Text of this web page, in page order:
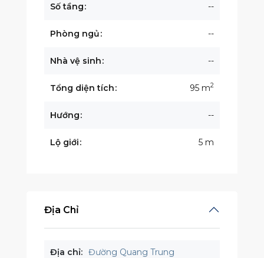
Số tầng --
Phòng ngủ --
Nhà vệ sinh --
Tổng diện tích 95 m2
Hướng --
Lộ giới 5 m
Địa Chỉ
Địa chỉ: Đường Quang Trung